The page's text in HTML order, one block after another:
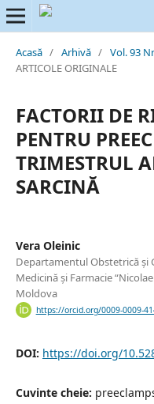
Acasă / Arhivă / Vol. 93
ARTICOLE ORIGINALE
FACTORII DE
PENTRU
TRIMESTRUL
SARCINĂ
Vera Oleinic
Departamentul Obstetrică și
Medicină și Farmacie
Moldova
https://orcid.org/0009-0009-
DOI: https://doi.org/
Cuvinte cheie: